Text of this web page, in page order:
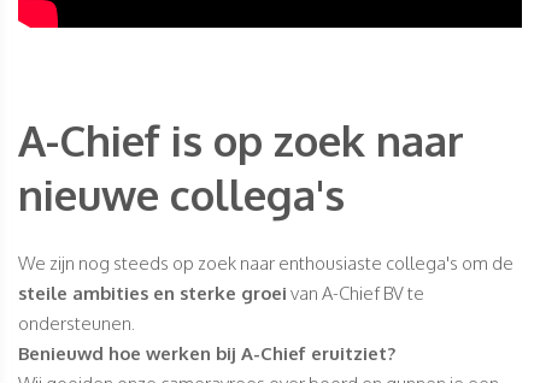
A-Chief is op zoek naar
nieuwe collega's
We zijn nog steeds op zoek naar enthousiaste collega's om de
steile ambities en sterke groei van A-Chief BV te
ondersteunen.
Benieuwd hoe werken bij A-Chief eruitziet?